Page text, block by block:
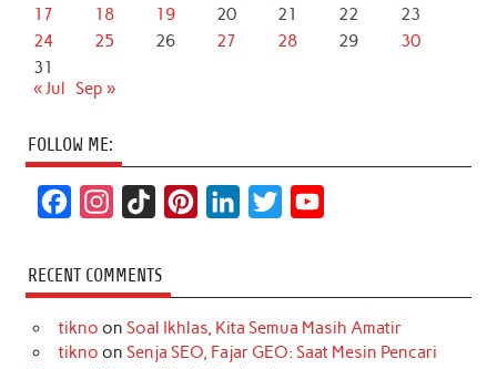
17
18 19 20 21 22
23
24
25 26 27 28 29
30
31
« Jul
Sep »
FOLLOW ME:
c
e
b
s
t
a
k
T
o
t
e
k
e
t
t
T
u
RECENT COMMENTS
tikno on Soal Ikhlas, Kita Semua Masih Amatir
tikno on Senja SEO, Fajar GEO: Saat Mesin Pencari